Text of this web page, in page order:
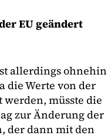
EU geändert
allerdings ohnehin
die Werte von der
müsste die
zur Änderung der
der dann mit den